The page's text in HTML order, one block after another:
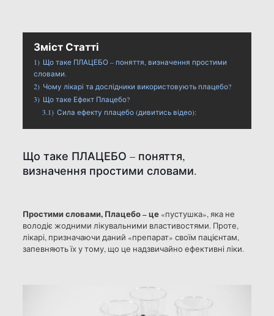
Зміст Статті
1) Що таке ПЛАЦЕБО – поняття, визначення простими
словами.
2) Чому лікарі та дослідники використовують плацебо?
3) Що таке Ефект Плацебо?
3.1) Сила ефекту плацебо (дивитись відео):
Що таке ПЛАЦЕБО – поняття,
визначення простими словами.
Простими словами, Плацебо – це«пустушка», яка не
володіє жодними лікувальними властивостями. Проте,
лікарі, призначаючи даний «препарат» своїм пацієнтам,
запевняють їх у тому, що це надзвичайно ефективні ліки.